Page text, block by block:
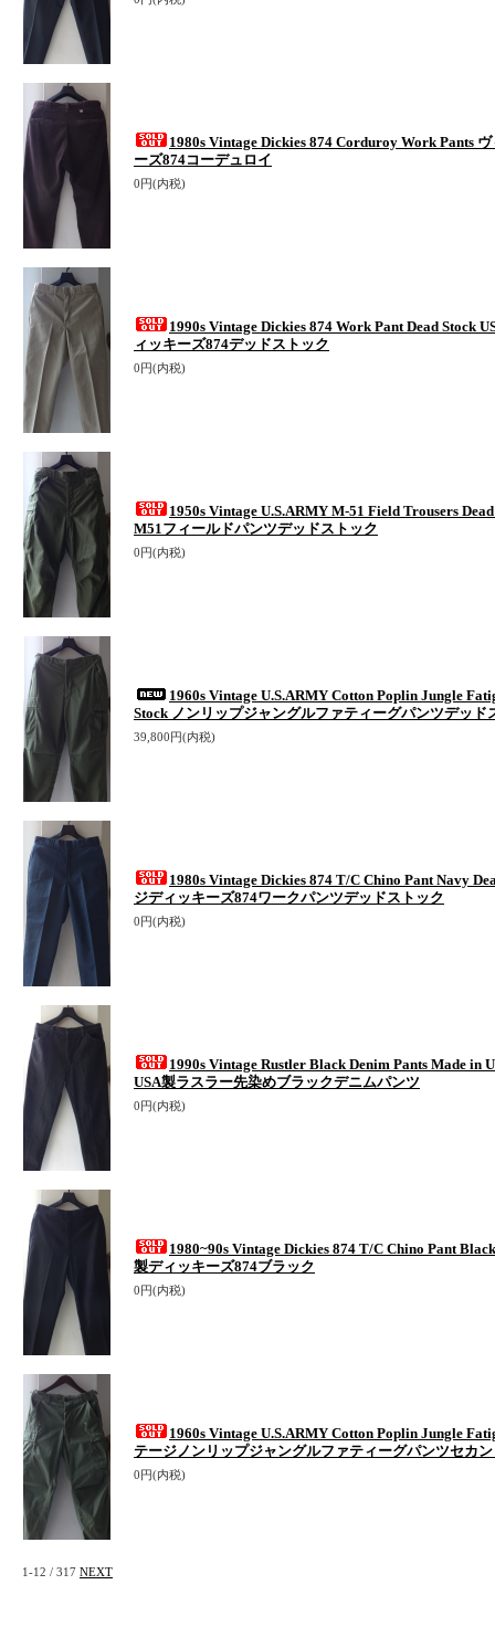
1980s Vintage Dickies 874 Corduroy Work Pants
ーズ874コーデュロイ
0円(内税)
1990s Vintage Dickies 874 Work Pant Dead Stock
ィッキーズ874デッドストック
0円(内税)
1950s Vintage U.S.ARMY M-51 Field Trousers
M51フィールドパンツデッドストック
0円(内税)
1960s Vintage U.S.ARMY Cotton Poplin Jungle
Stock ノンリップジャングルファティーグパンツデッド
39,800円(内税)
1980s Vintage Dickies 874 T/C Chino Pant Navy
ジディッキーズ874ワークパンツデッドストック
0円(内税)
1990s Vintage Rustler Black Denim Pants Made in
USA製ラスラー先染めブラックデニムパンツ
0円(内税)
1980~90s Vintage Dickies 874 T/C Chino Pant
製ディッキーズ874ブラック
0円(内税)
1960s Vintage U.S.ARMY Cotton Poplin Jungle
テージノンリップジャングルファティーグパンツセカ
0円(内税)
1-12 / 317 NEXT